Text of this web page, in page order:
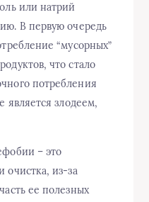
или натрий
В первую очередь
“мусорных”
что стало
потребления
является злодеем,
– это
очистка, из-за
ее полезных